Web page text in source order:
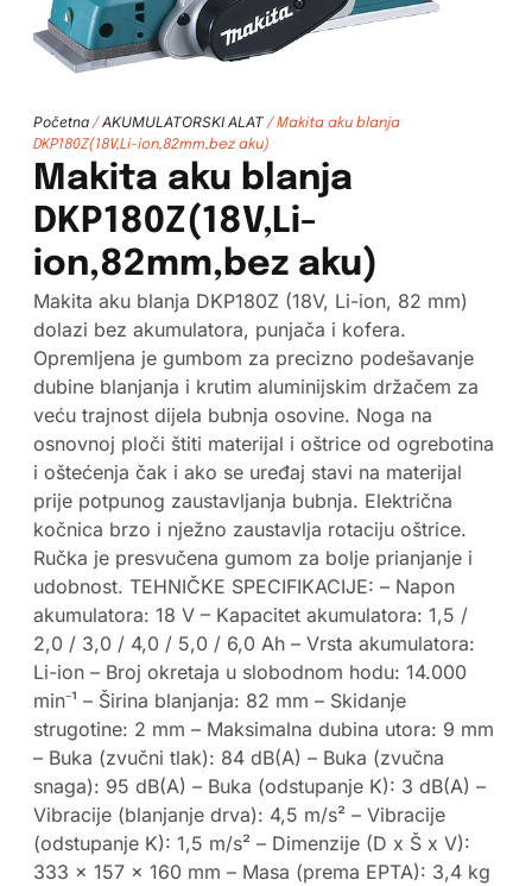
Početna/ AKUMULATORSKI ALAT/ Makita aku blanja
DKP180Z(18V,Li-ion,82mm,bez aku)
Makita aku blanja
DKP180Z(18V,Li-
ion,82mm,bez aku)
Makita aku blanja DKP180Z (18V, Li-ion, 82 mm)
dolazi bez akumulatora, punjača i kofera.
Opremljena je gumbom za precizno podešavanje
dubine blanjanja i krutim aluminijskim držačem za
veću trajnost dijela bubnja osovine. Noga na
osnovnoj ploči štiti materijal i oštrice od ogrebotina
i oštećenja čak i ako se uređaj stavi na materijal
prije potpunog zaustavljanja bubnja. Električna
kočnica brzo i nježno zaustavlja rotaciju oštrice.
Ručka je presvučena gumom za bolje prianjanje i
udobnost. TEHNIČKE SPECIFIKACIJE: – Napon
akumulatora: 18 V – Kapacitet akumulatora: 1,5 /
2,0 / 3,0 / 4,0 / 5,0 / 6,0 Ah – Vrsta akumulatora:
Li-ion – Broj okretaja u slobodnom hodu: 14.000
min⁻¹ – Širina blanjanja: 82 mm – Skidanje
strugotine: 2 mm – Maksimalna dubina utora: 9 mm
– Buka (zvučni tlak): 84 dB(A) – Buka (zvučna
snaga): 95 dB(A) – Buka (odstupanje K): 3 dB(A) –
Vibracije (blanjanje drva): 4,5 m/s² – Vibracije
(odstupanje K): 1,5 m/s² – Dimenzije (D x Š x V):
333 x 157 x 160 mm – Masa (prema EPTA): 3,4 kg